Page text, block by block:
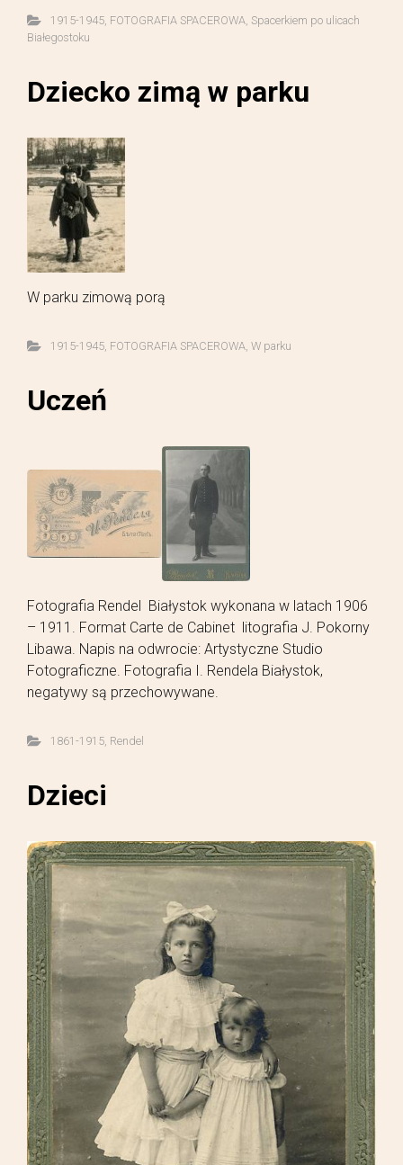
1915-1945, FOTOGRAFIA SPACEROWA Spacerkiem po ulicach
Białegostoku
Dziecko zimą w parku
W parku zimową porą
1915-1945, FOTOGRAFIA SPACEROWA W parku
Uczeń
Fotografia Rendel Białystok wykonana w latach 1906
– 1911. Format Carte de Cabinet litografia J. Pokorny
Libawa. Napis na odwrocie: Artystyczne Studio
Fotograficzne. Fotografia I. Rendela Białystok,
negatywy są przechowywane.
1861-1915, Rendel
Dzieci